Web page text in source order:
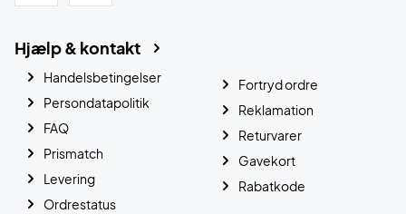
Hjælp & kontakt
Handelsbetingelser
Persondatapolitik
FAQ
Prismatch
Levering
Ordrestatus
Fortryd ordre
Reklamation
Returvarer
Gavekort
Rabatkode